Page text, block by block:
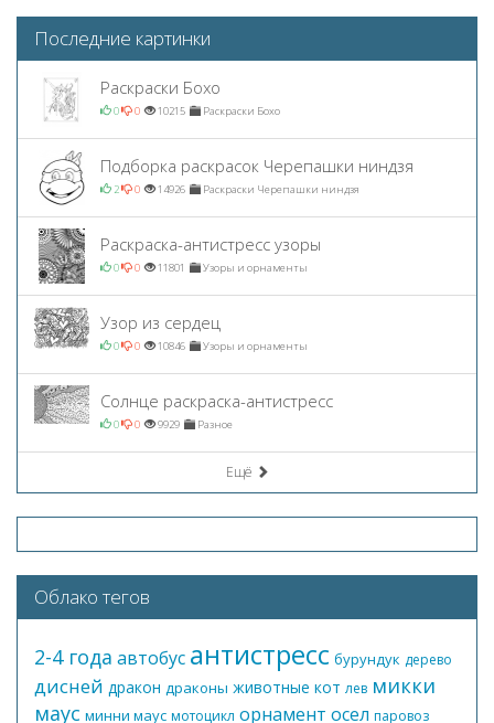
Последние картинки
Раскраски Бохо
0 0 10215 Раскраски Бохо
Подборка раскрасок Черепашки ниндзя
2 0 14926 Раскраски Черепашки ниндзя
Раскраска-антистресс узоры
0 0 11801 Узоры и орнаменты
Узор из сердец
0 0 10846 Узоры и орнаменты
Солнце раскраска-антистресс
0 0 9929 Разное
Ещё
Облако тегов
2-4 года автобус антистресс бурундук дерево
дисней дракон драконы животные кот лев микки
маус минни маус мотоцикл орнамент осел паровоз